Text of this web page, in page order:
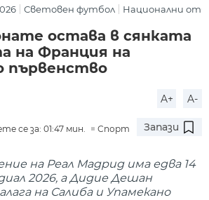
Световен футбол Национални
остава в сянката
на Франция на
първенство
A+ A-
се за: 01:47 мин. Спорт Запази
на Реал Мадрид има едва 14
2026, а Дидие Дешан
на Салиба и Упамекано